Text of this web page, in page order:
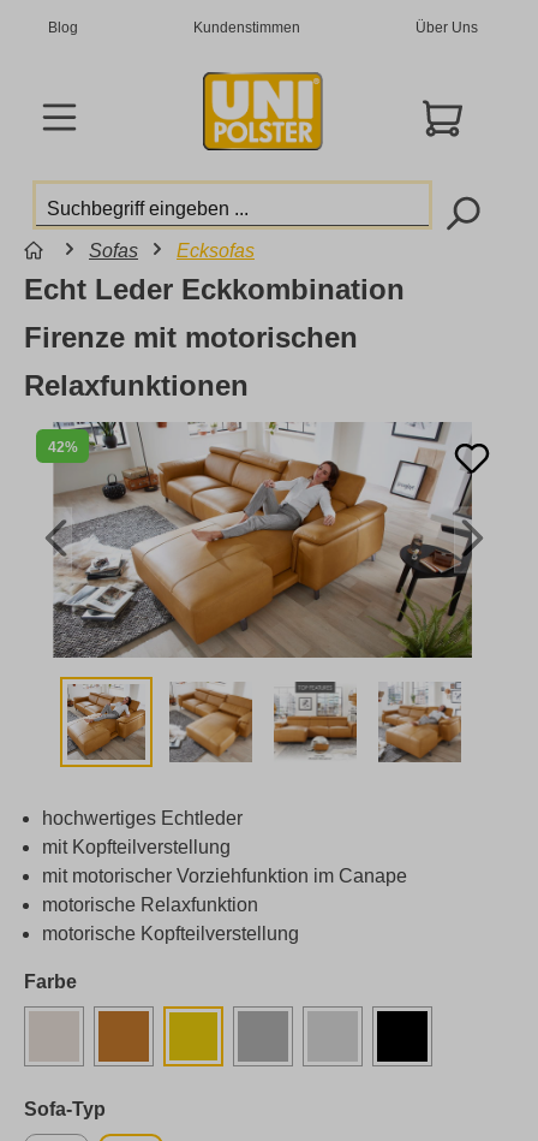
Blog Kundenstimmen Über Uns
Sofas Ecksofas
42%
Echt Leder Eckkombination
Firenze mit motorischen
Relaxfunktionen
hochwertiges Echtleder
mit Kopfteilverstellung
mit motorischer Vorziehfunktion im Canape
motorische Relaxfunktion
motorische Kopfteilverstellung
Farbe
Sofa-Typ